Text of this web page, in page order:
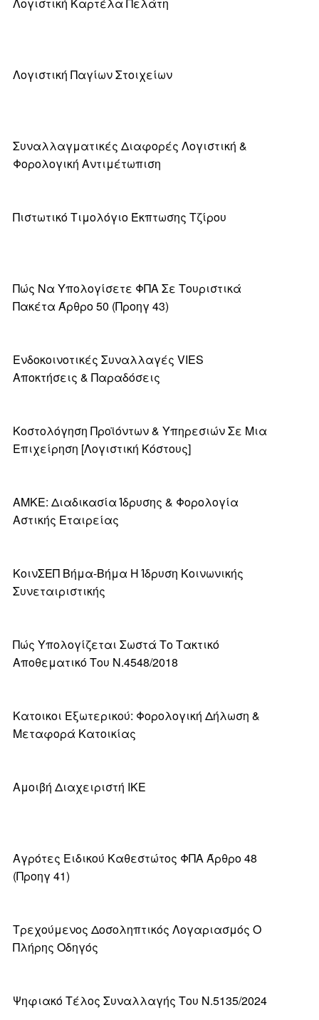
Λογιστική Παγίων Στοιχείων
Συναλλαγματικές Διαφορές Λογιστική &
Φορολογική Αντιμέτωπιση
Πιστωτικό Τιμολόγιο Έκπτωσης Τζίρου
Πώς Να Υπολογίσετε ΦΠΑ Σε Τουριστικά
Πακέτα Άρθρο 50 (προηγ 43)
Ενδοκοινοτικές Συναλλαγές VIES
Αποκτήσεις & Παραδόσεις
Κοστολόγηση Προϊόντων & Υπηρεσιών Σε Μια
Επιχείρηση [λογιστική Κόστους]
ΑΜΚΕ: Διαδικασία Ίδρυσης & Φορολογία
Αστικής Εταιρείας
ΚοινΣΕΠ Βήμα-Βήμα Η Ίδρυση Κοινωνικής
Συνεταιριστικής
Πώς Υπολογίζεται Σωστά Το Τακτικό
Αποθεματικό Του Ν.4548/2018
Κατοικοι Εξωτερικού: Φορολογική Δήλωση &
Μεταφορά Κατοικίας
Αμοιβή Διαχειριστή ΙΚΕ
Αγρότες Ειδικού Καθεστώτος ΦΠΑ Άρθρο 48
(προηγ 41)
Τρεχούμενος Δοσοληπτικός Λογαριασμός Ο
Πλήρης Οδηγός
Ψηφιακό Τέλος Συναλλαγής Του Ν.5135/2024